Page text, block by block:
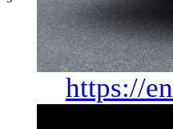
https://